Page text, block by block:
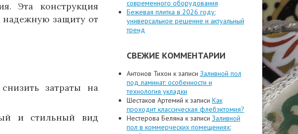
Эта конструкция
надежную защиту от
затраты на
и стильный вид
современного оборудования
Бежевая плитка в 2026 году:
универсальное решение и актуальный
тренд
СВЕЖИЕ КОММЕНТАРИИ
Антонов Тихон к записи Заливной пол
под ламинат: особенности и
технология укладки
Шестаков Артемий к записи Как
проходит классическая флебэктомия?
Нестерова Беляна к записи Заливной
пол в коммерческих помещениях: